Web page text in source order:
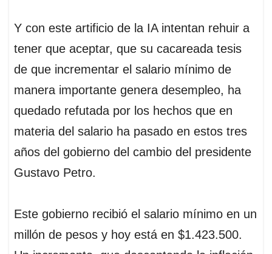
Y con este artificio de la IA intentan rehuir a
tener que aceptar, que su cacareada tesis
de que incrementar el salario mínimo de
manera importante genera desempleo, ha
quedado refutada por los hechos que en
materia del salario ha pasado en estos tres
años del gobierno del cambio del presidente
Gustavo Petro.
Este gobierno recibió el salario mínimo en un
millón de pesos y hoy está en $1.423.500.